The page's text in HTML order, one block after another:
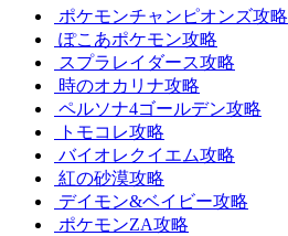
ポケモンチャンピオンズ攻略
ぽこあポケモン攻略
スプラレイダース攻略
時のオカリナ攻略
ペルソナ4ゴールデン攻略
トモコレ攻略
バイオレクイエム攻略
紅の砂漠攻略
デイモン&ベイビー攻略
ポケモンZA攻略